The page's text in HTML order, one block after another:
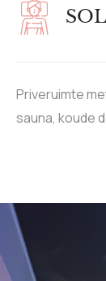
SOL
Priveruimte
sauna, koude